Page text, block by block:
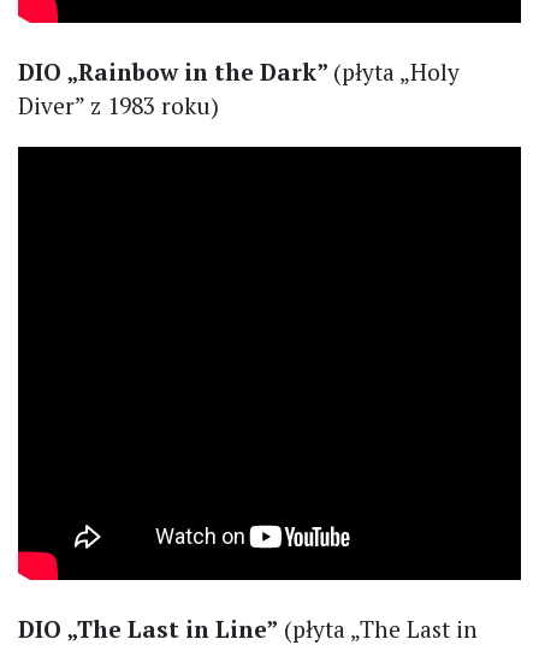
DIO „Rainbow in the Dark” (płyta „Holy
Diver” z 1983 roku)
DIO „The Last in Line” (płyta „The Last in